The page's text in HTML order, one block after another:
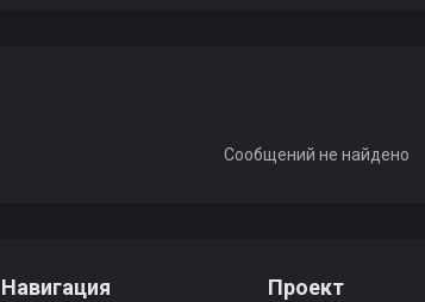
Сообщений не найдено
Навигация Проект